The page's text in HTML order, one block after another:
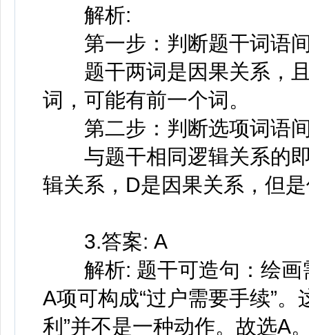
解析:
第一步：判断题干词语
题干两词是因果关系，且
词，可能有前一个词。
第二步：判断选项词语
与题干相同逻辑关系的即
辑关系，D是因果关系，但
3.答案: A
解析: 题干可造句：绘画
A项可构成“过户需要手续”
利”并不是一种动作。故选A